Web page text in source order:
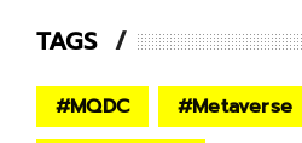
TAGS
#MQDC #Metaverse